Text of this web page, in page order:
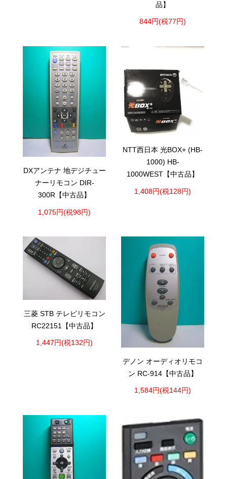
品】
844円(税77円)
DXアンテナ 地デジチュー
ナーリモコン DIR-
300R【中古品】
1,075円(税98円)
NTT西日本 光BOX+ (HB-
1000) HB-
1000WEST【中古品】
1,408円(税128円)
三菱 STB テレビリモコン
RC22151【中古品】
1,447円(税132円)
デノン オーディオリモコ
ン RC-914【中古品】
1,584円(税144円)